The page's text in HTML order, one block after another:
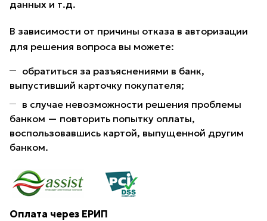
данных и т.д.
В зависимости от причины отказа в авторизации
для решения вопроса вы можете:
обратиться за разъяснениями в банк,
выпустивший карточку покупателя;
в случае невозможности решения проблемы
банком — повторить попытку оплаты,
воспользовавшись картой, выпущенной другим
банком.
Оплата через ЕРИП